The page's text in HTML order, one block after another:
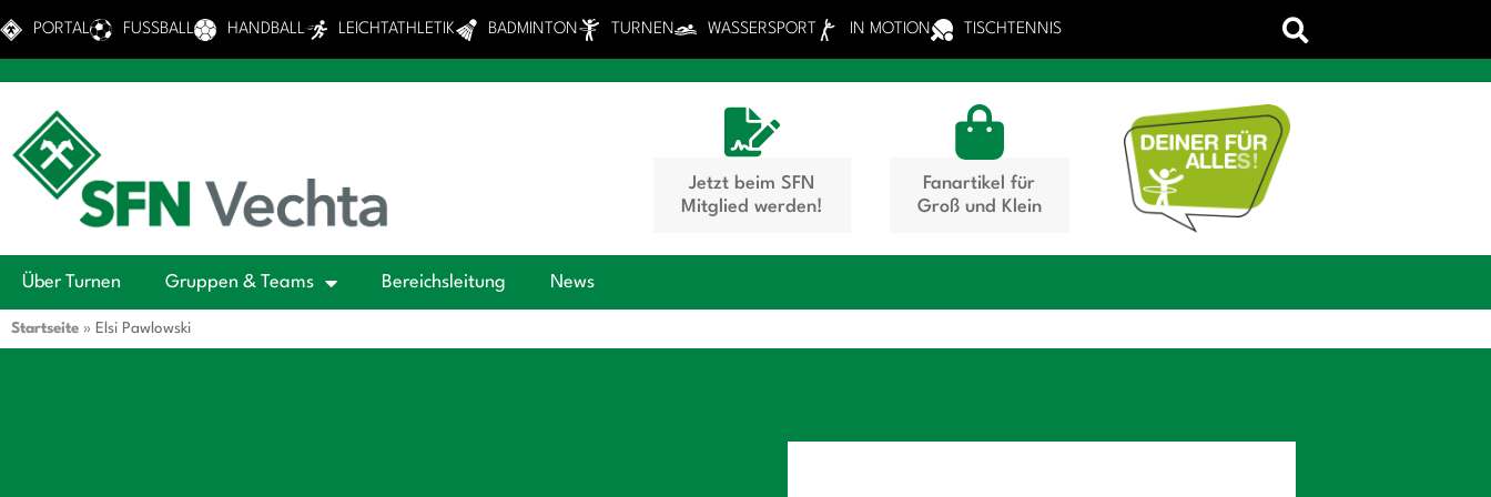
PORTAL FUSSBALL HANDBALL LEICHTATHLETIK BADMINTON TURNEN WASSERSPORT IN MOTION TISCHTENNIS
Jetzt beim SFN
Mitglied werden!
Fanartikel für
Groß und Klein
Über Turnen Gruppen & Teams Bereichsleitung News
Startseite » Elsi Pawlowski